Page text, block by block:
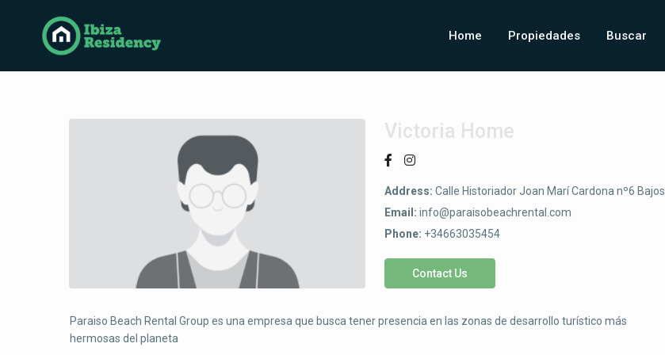
Home Propiedades Buscar
Victoria Home
Address: Calle Historiador Joan Marí Cardona nº6 Bajos
Email: info@paraisobeachrental.com
Phone: +34663035454
Contact Us
Paraiso Beach Rental Group es una empresa que busca tener presencia en las zonas de desarrollo turístico más
hermosas del planeta